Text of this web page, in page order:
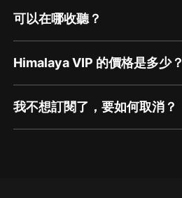
可以在哪收聽？
Himalaya VIP 的價格是多少？
我不想訂閱了，要如何取消？